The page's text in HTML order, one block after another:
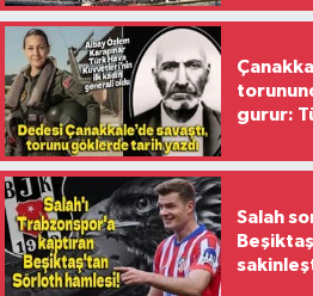
gurur:
Salah